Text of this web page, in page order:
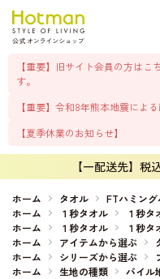
【重要】旧サイト会員の方は
す。
【重要】令和8年熊本地震によ
【夏季休業のお知らせ】
【一配送先】税
ホーム タオル
FTハミング
ホーム
１秒タオル １秒
ホーム
１秒タオル １秒
ホーム
アイテムから選ぶ
ホーム
シリーズから選ぶ
ホーム
生地の種類 パイル